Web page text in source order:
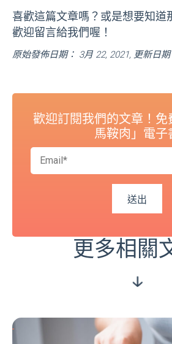
喜歡這篇文章嗎？或是想要知道
歡迎留言給我們喔！
原始發佈日期： 3月 22, 2021, 更新日
歡迎訂閱我們的文章！免
馬鞍肉」電子
更多相關